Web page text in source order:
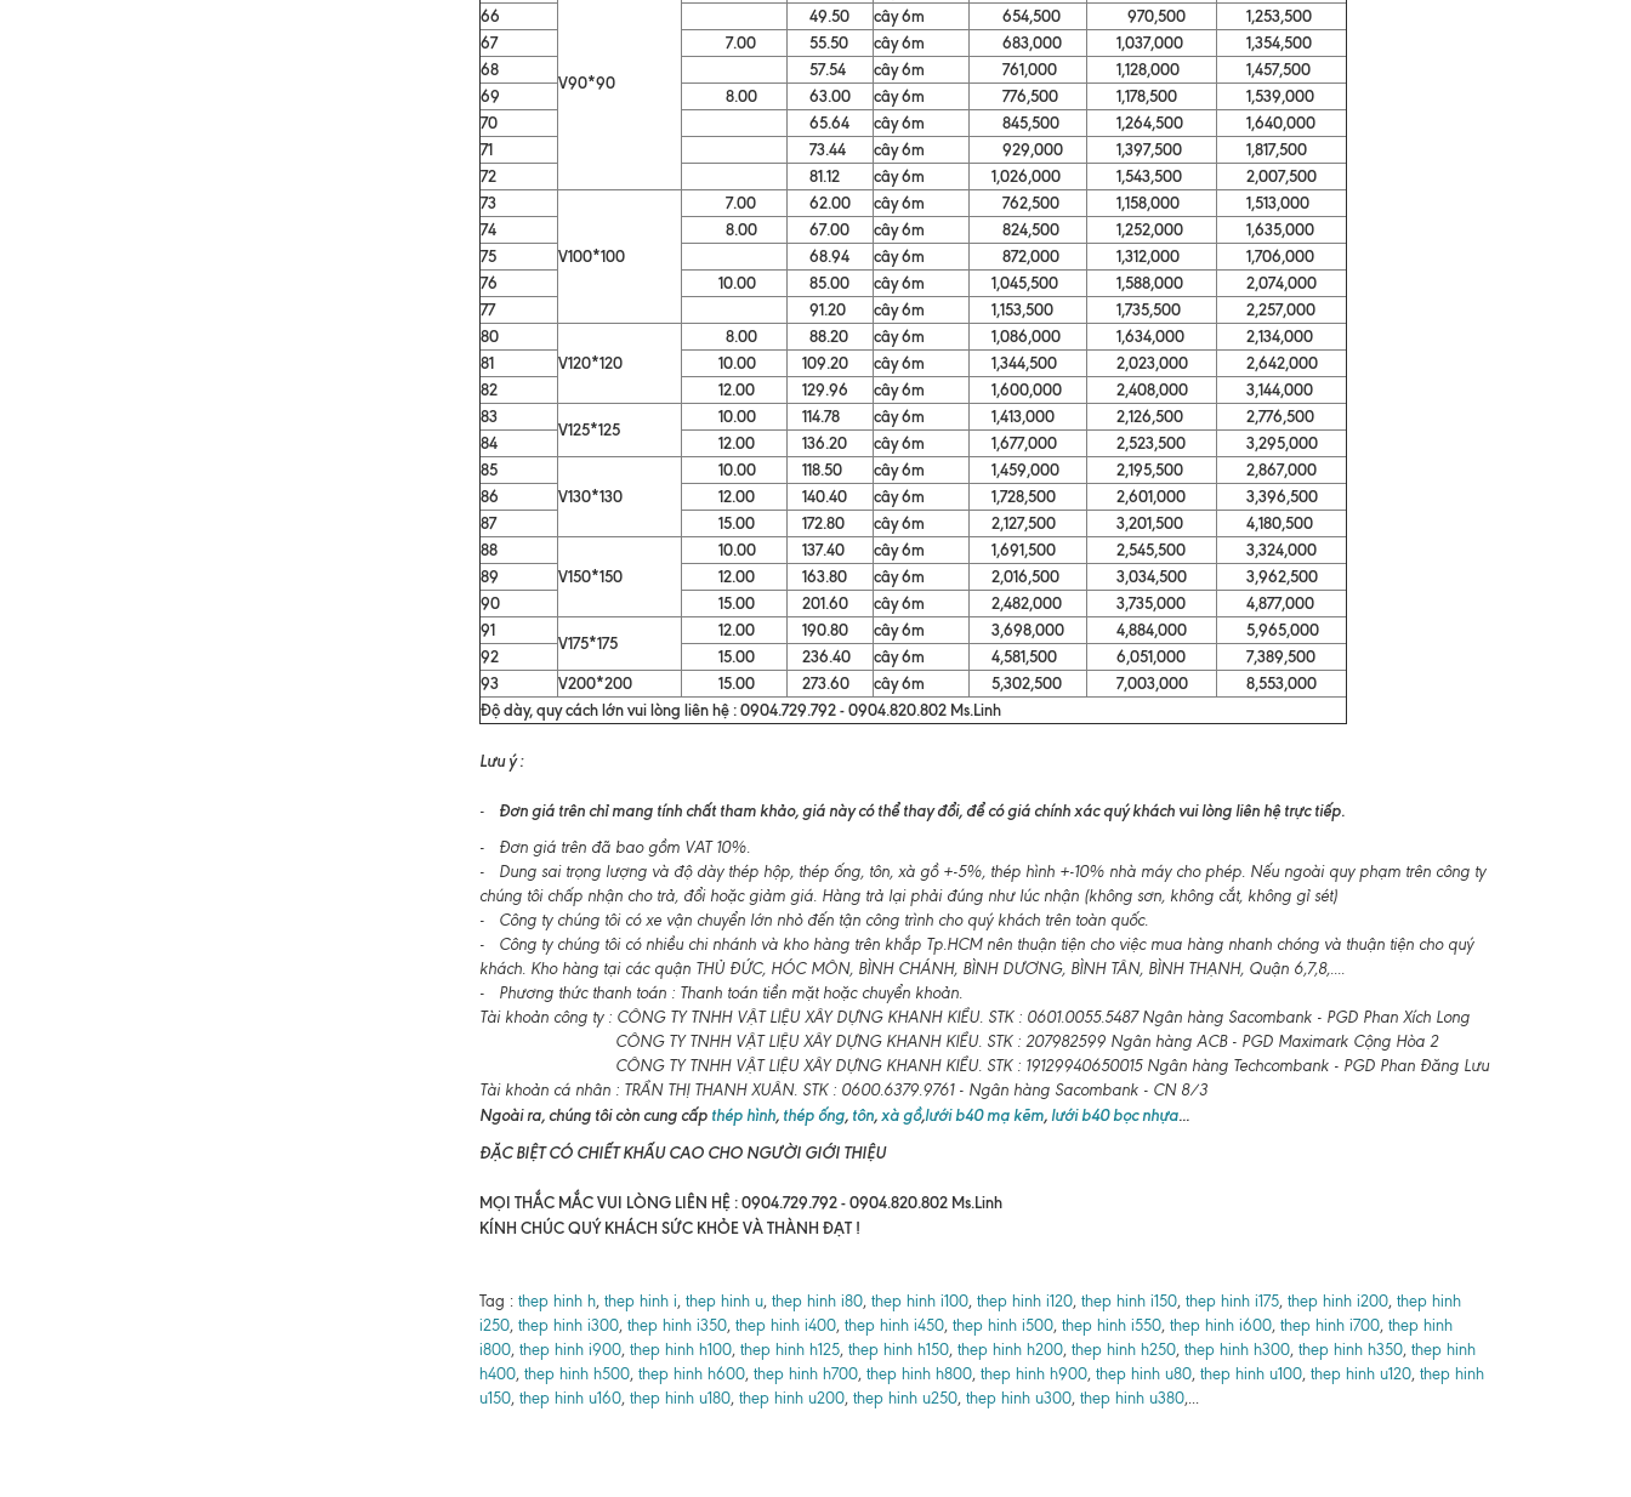
V90*90
66
49.50 cây 6m 654,500 970,500
1,253,500
67
7.00 55.50 cây 6m 683,000 1,037,000
1,354,500
68
57.54 cây 6m 761,000 1,128,000
1,457,500
69
8.00 63.00 cây 6m 776,500 1,178,500
1,539,000
70
65.64 cây 6m 845,500 1,264,500
1,640,000
71
73.44 cây 6m 929,000 1,397,500
1,817,500
72
81.12 cây 6m 1,026,000 1,543,500
2,007,500
73
V100*100
7.00 62.00 cây 6m 762,500 1,158,000
1,513,000
74
8.00 67.00 cây 6m 824,500 1,252,000
1,635,000
75
68.94 cây 6m 872,000 1,312,000
1,706,000
76
10.00 85.00 cây 6m 1,045,500 1,588,000
2,074,000
77
91.20 cây 6m 1,153,500 1,735,500
2,257,000
80
V120*120
8.00 88.20 cây 6m 1,086,000 1,634,000
2,134,000
81
10.00 109.20 cây 6m 1,344,500 2,023,000
2,642,000
82
12.00 129.96 cây 6m 1,600,000 2,408,000
3,144,000
83
V125*125
10.00 114.78 cây 6m 1,413,000 2,126,500
2,776,500
84
12.00 136.20 cây 6m 1,677,000 2,523,500
3,295,000
85
V130*130
10.00 118.50 cây 6m 1,459,000 2,195,500
2,867,000
86
12.00 140.40 cây 6m 1,728,500 2,601,000
3,396,500
87
15.00 172.80 cây 6m 2,127,500 3,201,500
4,180,500
88
V150*150
10.00 137.40 cây 6m 1,691,500 2,545,500
3,324,000
89
12.00 163.80 cây 6m 2,016,500 3,034,500
3,962,500
90
15.00 201.60 cây 6m 2,482,000 3,735,000
4,877,000
91
V175*175
12.00 190.80 cây 6m 3,698,000 4,884,000
5,965,000
92
15.00 236.40 cây 6m 4,581,500 6,051,000
7,389,500
93
V200*200 15.00 273.60 cây 6m 5,302,500 7,003,000
8,553,000
Độ dày, quy cách lớn vui lòng liên hệ : 0904.729.792 - 0904.820.802 Ms.Linh
Lưu ý :
- Đơn giá trên chỉ mang tính chất tham khảo, giá này có thể thay đổi, để có giá chính xác quý khách vui lòng liên hệ trực tiếp.
- Đơn giá trên đã bao gồm VAT 10%.
- Dung sai trọng lượng và độ dày thép hộp, thép ống, tôn, xà gồ +-5%, thép hình +-10% nhà máy cho phép. Nếu ngoài quy phạm trên công ty
chúng tôi chấp nhận cho trả, đổi hoặc giảm giá. Hàng trả lại phải đúng như lúc nhận (không sơn, không cắt, không gỉ sét)
- Công ty chúng tôi có xe vận chuyển lớn nhỏ đến tận công trình cho quý khách trên toàn quốc.
- Công ty chúng tôi có nhiều chi nhánh và kho hàng trên khắp Tp.HCM nên thuận tiện cho việc mua hàng nhanh chóng và thuận tiện cho quý
khách. Kho hàng tại các quận THỦ ĐỨC, HÓC MÔN, BÌNH CHÁNH, BÌNH DƯƠNG, BÌNH TÂN, BÌNH THẠNH, Quận 6,7,8,....
- Phương thức thanh toán : Thanh toán tiền mặt hoặc chuyển khoản.
Tài khoản công ty : CÔNG TY TNHH VẬT LIỆU XÂY DỰNG KHANH KIỀU. STK : 0601.0055.5487 Ngân hàng Sacombank - PGD Phan Xích Long
CÔNG TY TNHH VẬT LIỆU XÂY DỰNG KHANH KIỀU. STK : 207982599 Ngân hàng ACB - PGD Maximark Cộng Hòa 2
CÔNG TY TNHH VẬT LIỆU XÂY DỰNG KHANH KIỀU. STK : 19129940650015 Ngân hàng Techcombank - PGD Phan Đăng Lưu
Tài khoản cá nhân : TRẦN THỊ THANH XUÂN. STK : 0600.6379.9761 - Ngân hàng Sacombank - CN 8/3
Ngoài ra, chúng tôi còn cung cấpthép hình,thép ống, tôn, xà gồ,lưới b40 mạ kẽm, lưới b40 bọc nhựa...
ĐẶC BIỆT CÓ CHIẾT KHẤU CAO CHO NGƯỜI GIỚI THIỆU
MỌI THẮC MẮC VUI LÒNG LIÊN HỆ : 0904.729.792 - 0904.820.802 Ms.Linh
KÍNH CHÚC QUÝ KHÁCH SỨC KHỎE VÀ THÀNH ĐẠT !
Tag : thep hinh h, thep hinh i, thep hinh u, thep hinh i80, thep hinh i100, thep hinh i120, thep hinh i150, thep hinh i175, thep hinh i200, thep hinh
i250, thep hinh i300, thep hinh i350, thep hinh i400, thep hinh i450, thep hinh i500, thep hinh i550, thep hinh i600, thep hinh i700, thep hinh
i800, thep hinh i900, thep hinh h100, thep hinh h125, thep hinh h150, thep hinh h200, thep hinh h250, thep hinh h300, thep hinh h350, thep hinh
h400, thep hinh h500, thep hinh h600, thep hinh h700, thep hinh h800, thep hinh h900, thep hinh u80, thep hinh u100, thep hinh u120, thep hinh
u150, thep hinh u160, thep hinh u180, thep hinh u200, thep hinh u250, thep hinh u300, thep hinh u380,...